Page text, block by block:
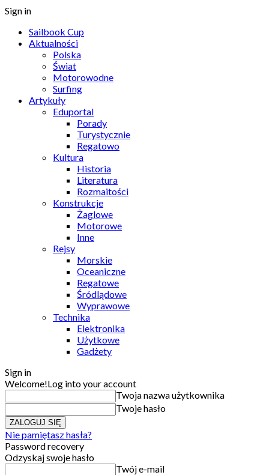
Sign in
Sailbook Cup
Aktualności
Polska
Świat
Motorowodne
Surfing
Artykuły
Eduportal
Porady
Turystycznie
Regatowo
Kultura
Historia
Literatura
Rozmaitości
Konstrukcje
Żaglowe
Motorowe
Inne
Rejsy
Morskie
Oceaniczne
Regatowe
Śródlądowe
Wyprawowe
Technika
Elektronika
Użytkowe
Gadżety
Sign in
Welcome!Log into your account
Twoja nazwa użytkownika
Twoje hasło
Nie pamiętasz hasła?
Password recovery
Odzyskaj swoje hasło
Twój e-mail